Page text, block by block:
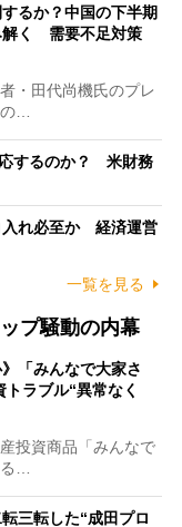
るか？中国の下半期
解く 需要不足対策
・田代尚機氏のプレ
の…
するのか？ 米財務
入れ必至か 経済運営
一覧を見る
プ騒動の内幕
「みんなで大家さ
ラブル“異常なく
投資商品「みんなで
る…
三転した“成田プロ